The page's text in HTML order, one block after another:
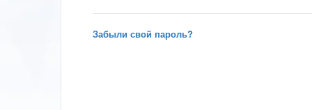
Забыли свой пароль?